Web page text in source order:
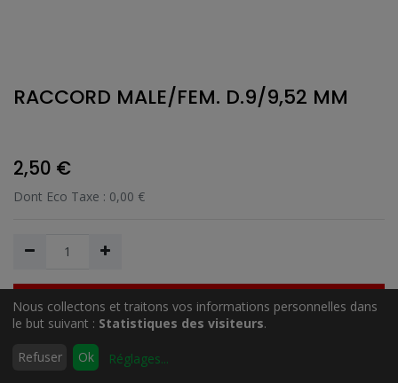
Rechercher
RACCORD MALE/FEM. D.9/9,52 MM
2,50 €
Dont Eco Taxe : 0,00 €
Ajouter au Panier
Ajouter à la liste de souhait
Nous collectons et traitons vos informations personnelles dans
le but suivant : Statistiques des visiteurs.
Refuser Ok Réglages...